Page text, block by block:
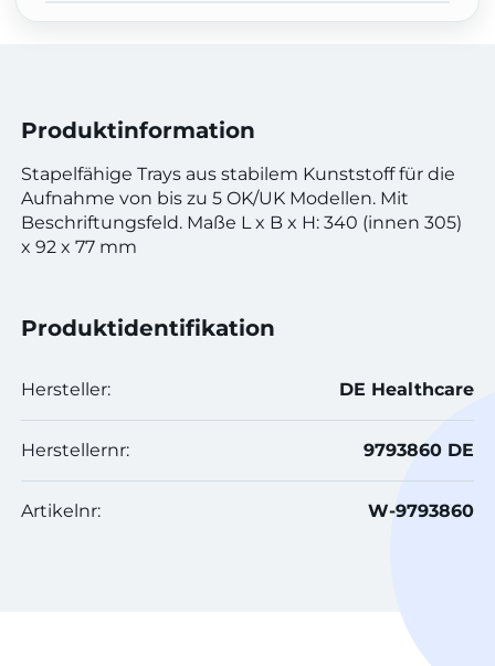
Produktinformation
Stapelfähige Trays aus stabilem Kunststoff für die
Aufnahme von bis zu 5 OK/UK Modellen. Mit
Beschriftungsfeld. Maße L x B x H: 340 (innen 305)
x 92 x 77 mm
Produktidentifikation
Hersteller: DE Healthcare
Herstellernr: 9793860 DE
Artikelnr: W-9793860